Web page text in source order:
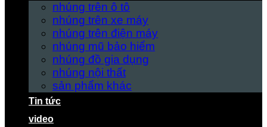
nhúng trên ô tô
nhúng trên xe máy
nhúng trên điện máy
nhúng mũ bảo hiểm
nhúng đồ gia dụng
nhúng nội thất
sản phẩm khác
Tin tức
video